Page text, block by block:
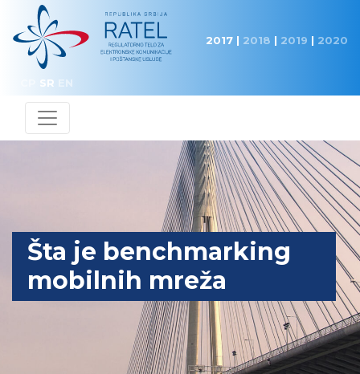
2017 | 2018 | 2019 | 2020
SR
Šta je benchmarking
mobilnih mreža